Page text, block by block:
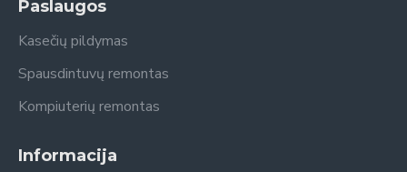
Paslaugos
Kasečių pildymas
Spausdintuvų remontas
Kompiuterių remontas
Informacija